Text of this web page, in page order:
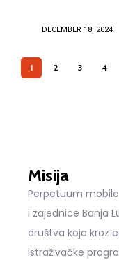
DECEMBER 18, 2024
1 2 3 4
Misija
Perpetuum
i zajednice Banja
društva koja kroz
istraživačke